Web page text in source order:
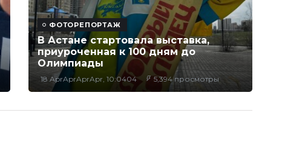
ФОТОРЕПОРТАЖ
В Астане стартовала выставка,
приуроченная к 100 дням до
Олимпиады
18 AprAprAprApr, 10:0404 5,394 просмотры